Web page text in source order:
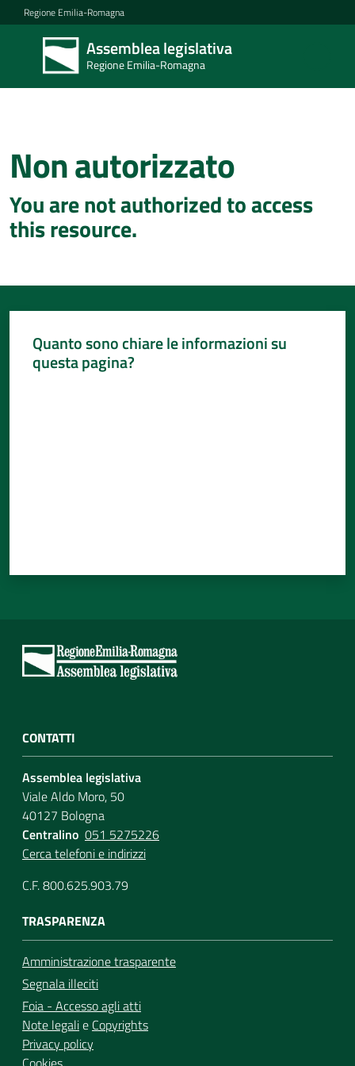
Vai al contenuto
Vai alla navigazione
Vai al footer
Regione Emilia-Romagna
Assemblea legislativa
Regione Emilia-Romagna
Assemblea
legislativa
Regione Emilia-
Concittadini
Porte
aperte
Mostre
Percorsi
Non autorizzato
You are not authorized to access
this resource.
Quanto sono chiare le informazioni su
questa pagina?
CONTATTI
Assemblea legislativa
Viale Aldo Moro, 50
40127 Bologna
Centralino 051 5275226
Cerca telefoni e indirizzi
C.F. 800.625.903.79
TRASPARENZA
Amministrazione trasparente
Segnala illeciti
Foia - Accesso agli atti
Note legalie Copyrights
Privacy policy